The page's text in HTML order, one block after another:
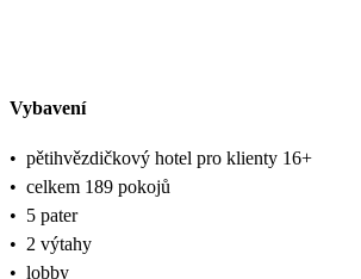
Vybavení
• pětihvězdičkový hotel pro klienty 16+
• celkem 189 pokojů
• 5 pater
• 2 výtahy
• lobby